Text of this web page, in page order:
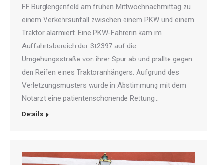
FF Burglengenfeld am frühen Mittwochnachmittag zu
einem Verkehrsunfall zwischen einem PKW und einem
Traktor alarmiert. Eine PKW-Fahrerin kam im
Auffahrtsbereich der St2397 auf die
Umgehungsstraße von ihrer Spur ab und prallte gegen
den Reifen eines Traktoranhängers. Aufgrund des
Verletzungsmusters wurde in Abstimmung mit dem
Notarzt eine patientenschonende Rettung…
Details